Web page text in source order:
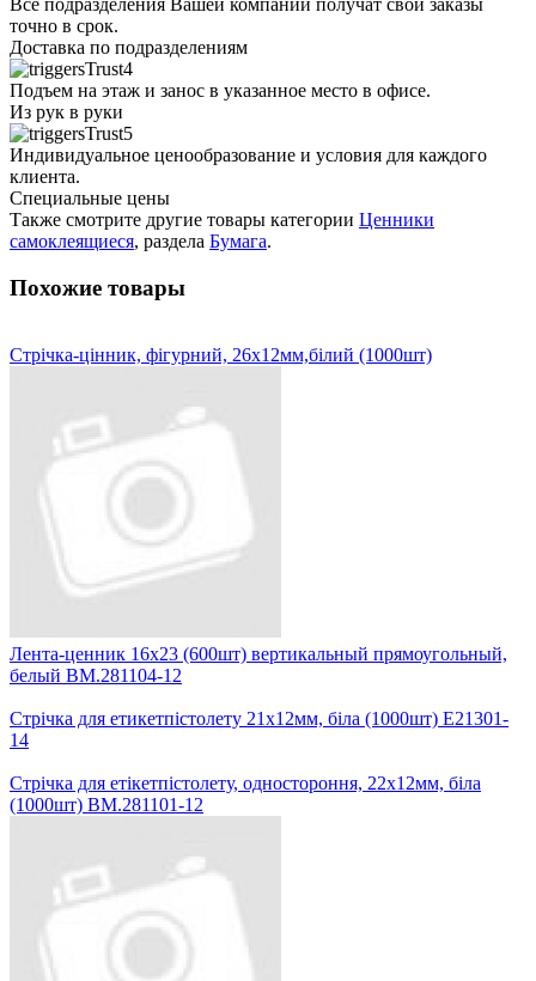
точно в срок.
Доставка по подразделениям
Подъем на этаж и занос в указанное место в офисе.
Из рук в руки
Индивидуальное ценообразование и условия для каждого
клиента.
Специальные цены
Также смотрите другие товары категории Ценники
самоклеящиеся, раздела Бумага.
Похожие товары
Стрічка-цінник, фігурний, 26х12мм,білий (1000шт)
Лента-ценник 16х23 (600шт) вертикальный прямоугольный,
белый BM.281104-12
Стрічка для етикетпістолету 21х12мм, біла (1000шт) Е21301-
14
Стрічка для етікетпістолету, одностороння, 22х12мм, біла
(1000шт) BM.281101-12